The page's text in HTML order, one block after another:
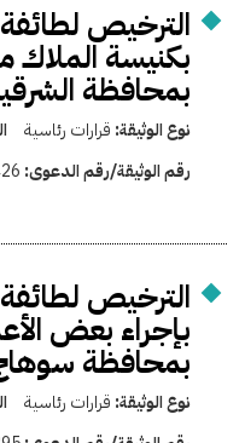
الترخيص لطائفة
بكنيسة الملاك
بمحافظة
نوع الوثيقة: قرارات رئاسية
رقم الوثيقة/رقم الدعوى:
الترخيص لطائفة
بإجراء بعض
بمحافظة
نوع الوثيقة: قرارات رئاسية